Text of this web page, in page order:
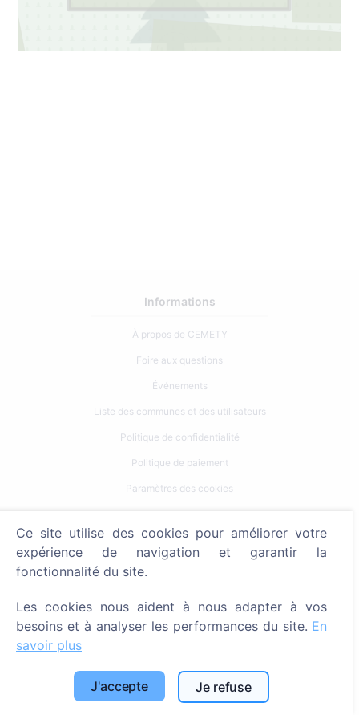
Informations
À propos de CEMETY
Foire aux questions
Événements
Liste des communes et des utilisateurs
Politique de confidentialité
Politique de paiement
Paramètres des cookies
Rechercher des défunts
Services
SIA "CEMETY", LV40103618951
Ce site utilise des cookies pour améliorer votre
expérience de navigation et garantir la
fonctionnalité du site.
Les cookies nous aident à nous adapter à vos
besoins et à analyser les performances du site. En
savoir plus
J'accepte Je refuse